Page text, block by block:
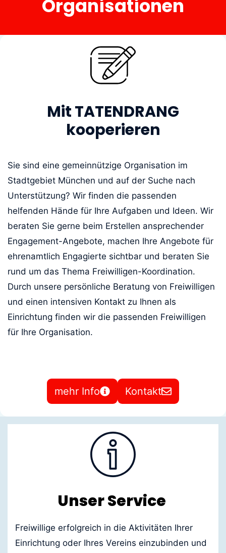
Organisationen
Mit TATENDRANG
kooperieren
Sie sind eine gemeinnützige Organisation im
Stadtgebiet München und auf der Suche nach
Unterstützung? Wir finden die passenden
helfenden Hände für Ihre Aufgaben und Ideen. Wir
beraten Sie gerne beim Erstellen ansprechender
Engagement-Angebote, machen Ihre Angebote für
ehrenamtlich Engagierte sichtbar und beraten Sie
rund um das Thema Freiwilligen-Koordination.
Durch unsere persönliche Beratung von Freiwilligen
und einen intensiven Kontakt zu Ihnen als
Einrichtung finden wir die passenden Freiwilligen
für Ihre Organisation.
mehr Info Kontakt
Unser Service
Freiwillige erfolgreich in die Aktivitäten Ihrer
Einrichtung oder Ihres Vereins einzubinden und